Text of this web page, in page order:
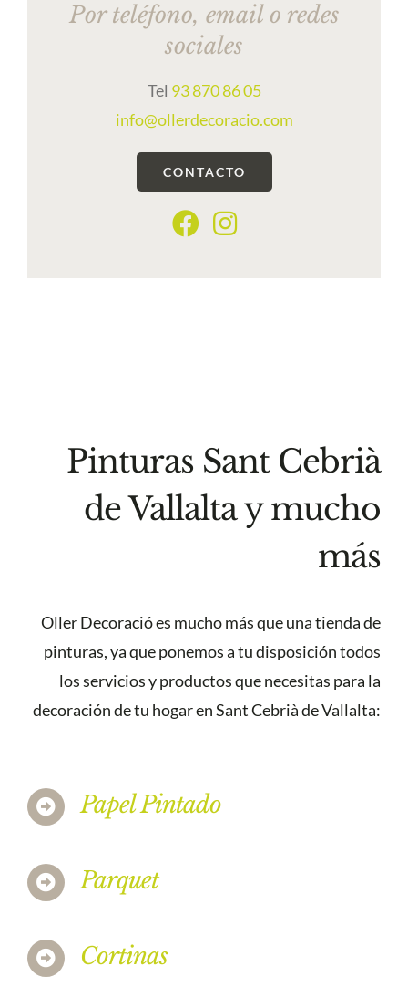
Por teléfono, email o redes
sociales
Tel 93 870 86 05
info@ollerdecoracio.com
CONTACTO
Pinturas Sant Cebrià
de Vallalta y mucho
más
Oller Decoració es mucho más que una tienda de
pinturas, ya que ponemos a tu disposición todos
los servicios y productos que necesitas para la
decoración de tu hogar en Sant Cebrià de Vallalta:
Papel Pintado
Parquet
Cortinas